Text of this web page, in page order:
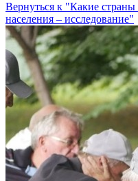
Вернуться к "Какие
населения – исследование"